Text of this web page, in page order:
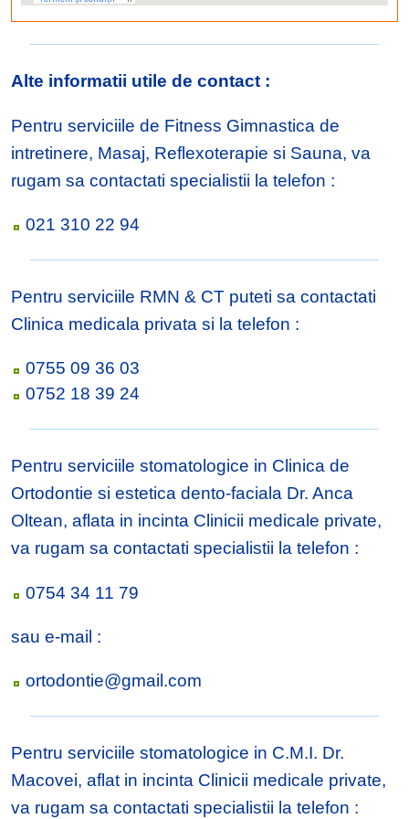
Alte informatii utile de contact :
Pentru serviciile de Fitness Gimnastica de
intretinere, Masaj, Reflexoterapie si Sauna, va
rugam sa contactati specialistii la telefon :
021 310 22 94
Pentru serviciile RMN & CT puteti sa contactati
Clinica medicala privata si la telefon :
0755 09 36 03
0752 18 39 24
Pentru serviciile stomatologice in Clinica de
Ortodontie si estetica dento-faciala Dr. Anca
Oltean, aflata in incinta Clinicii medicale private,
va rugam sa contactati specialistii la telefon :
0754 34 11 79
sau e-mail :
ortodontie@gmail.com
Pentru serviciile stomatologice in C.M.I. Dr.
Macovei, aflat in incinta Clinicii medicale private,
va rugam sa contactati specialistii la telefon :